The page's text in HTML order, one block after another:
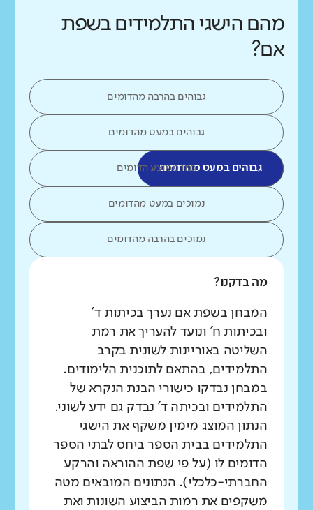
מהם הישגי התלמידים בשפת
אם?
גבוהים בהרבה מהדומים
גבוהים במעט מהדומים
גבוהים במעט מהדומיםכמו ממוצע הדומים
נמוכים במעט מהדומים
נמוכים בהרבה מהדומים
מה בדקנו?
המבחן בשפת אם נערך בכיתות ד'
ובכיתות ח' ונועד להעריך את רמת
השליטה באוריינות לשונית בקרב
התלמידים, בהתאם לתוכנית הלימודים.
במבחן נבדקו כישורי הבנת הנקרא של
התלמידים ובכיתה ד' נבדק גם ידע לשוני.
הנתון המוצג מימין משקף את הישגי
התלמידים בבית הספר ביחס לבתי הספר
הדומים לו (על פי שפת ההוראה והרקע
החברתי-כלכלי). הנתונים המובאים מטה
משקפים את רמות הביצוע השונות ואת